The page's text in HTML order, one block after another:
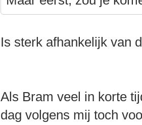
Is sterk afhankelijk van
Als Bram veel in korte
dag volgens mij toch